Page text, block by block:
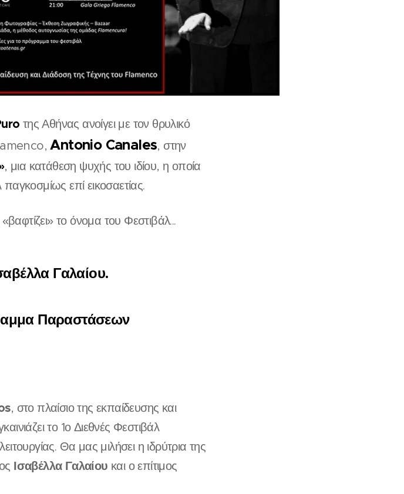
της Αθήνας ανοίγει με τον θρυλικό
flamenco,Antonio Canales, στην
, μια κατάθεση ψυχής του ιδίου, η οποία
επί εικοσαετίας.
το όνομα του Φεστιβάλ...
Γαλαίου.
Παραστάσεων
, στο πλαίσιο της εκπαίδευσης και
το 1ο Διεθνές Φεστιβάλ
Θα μας μιλήσει η ιδρύτρια της
Ισαβέλλα Γαλαίου και ο επίτιμος